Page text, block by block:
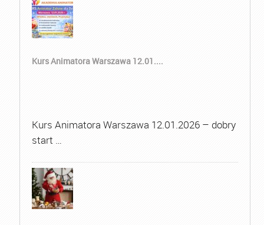
Kurs Animatora Warszawa 12.01....
Kurs Animatora Warszawa 12.01.2026 – dobry
start …